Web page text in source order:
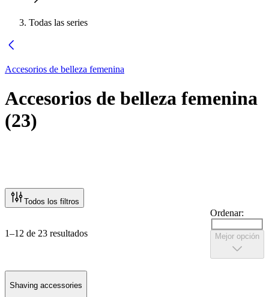
Todas las series
Accesorios de belleza femenina
Accesorios de belleza femenina
(23)
Todos los filtros
1–12 de 23 resultados
Ordenar:
Mejor opción
Shaving accessories